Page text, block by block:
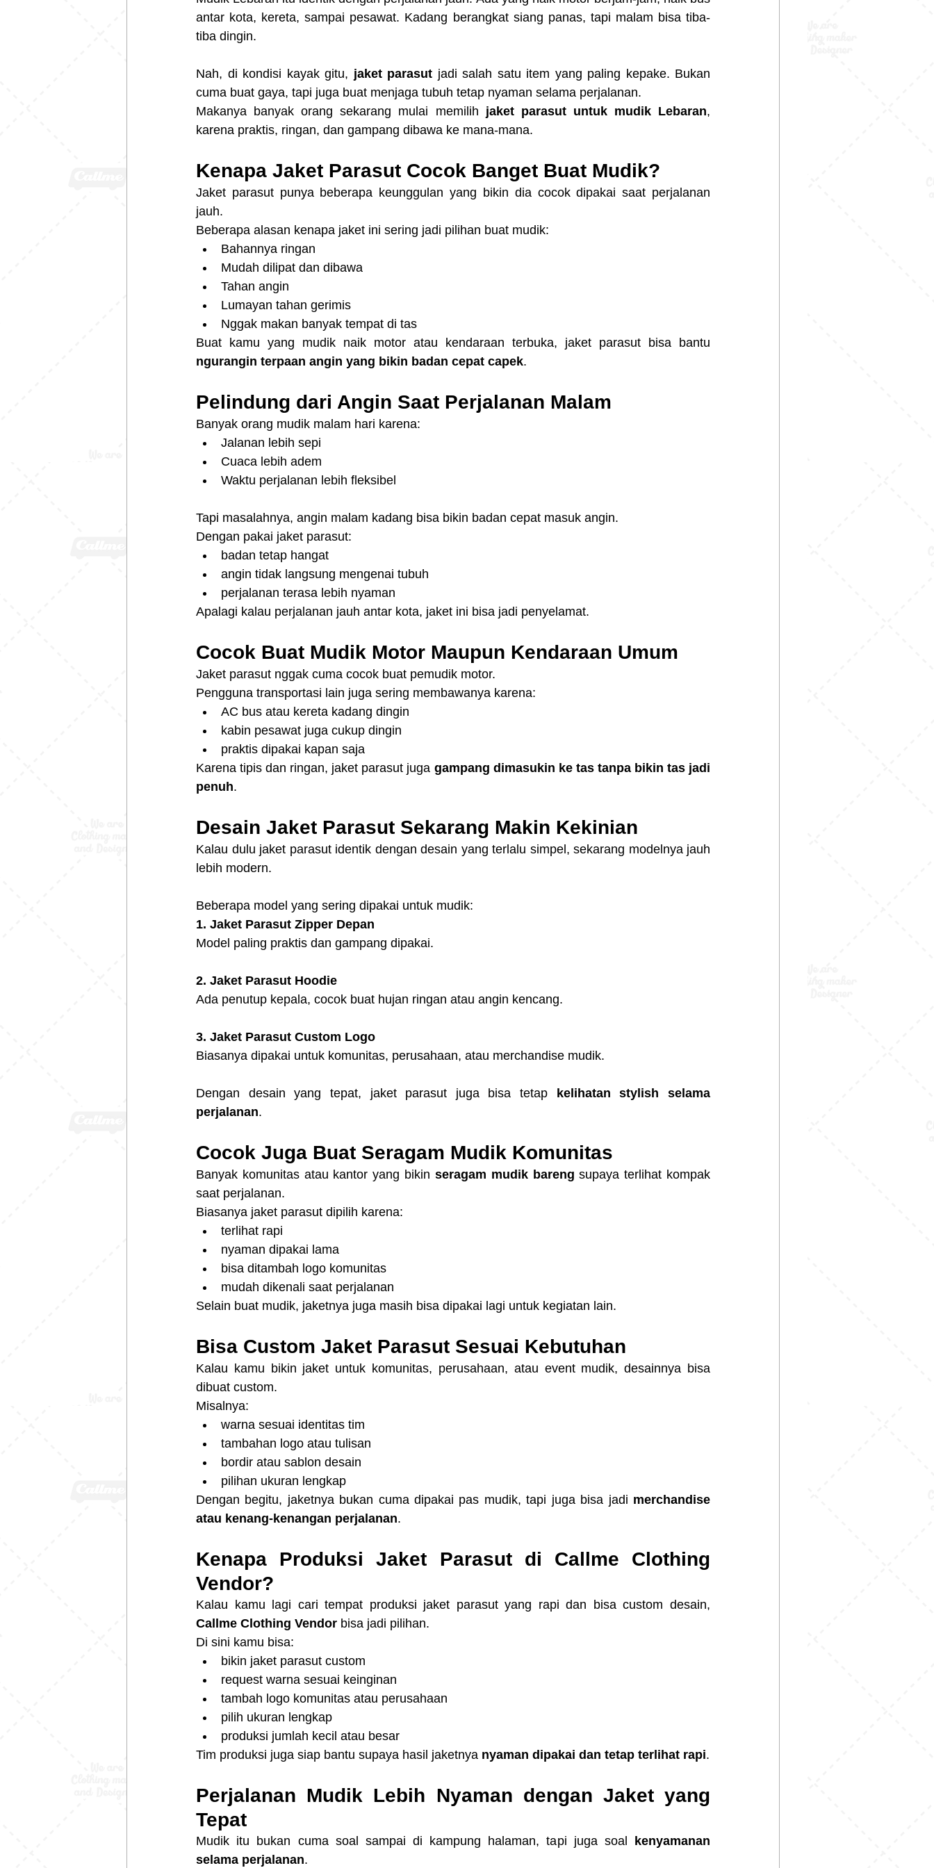
antar kota, kereta, sampai pesawat. Kadang berangkat siang panas, tapi malam bisa tiba-
tiba dingin.
Nah, di kondisi kayak gitu, jaket parasut jadi salah satu item yang paling kepake. Bukan
cuma buat gaya, tapi juga buat menjaga tubuh tetap nyaman selama perjalanan.
Makanya banyak orang sekarang mulai memilih jaket parasut untuk mudik Lebaran,
karena praktis, ringan, dan gampang dibawa ke mana-mana.
Kenapa Jaket Parasut Cocok Banget Buat Mudik?
Jaket parasut punya beberapa keunggulan yang bikin dia cocok dipakai saat perjalanan
jauh.
Beberapa alasan kenapa jaket ini sering jadi pilihan buat mudik:
Bahannya ringan
Mudah dilipat dan dibawa
Tahan angin
Lumayan tahan gerimis
Nggak makan banyak tempat di tas
ngurangin terpaan angin yang bikin badan cepat capek.
Pelindung dari Angin Saat Perjalanan Malam
Banyak orang mudik malam hari karena:
Jalanan lebih sepi
Cuaca lebih adem
Waktu perjalanan lebih fleksibel
Tapi masalahnya, angin malam kadang bisa bikin badan cepat masuk angin.
Dengan pakai jaket parasut:
badan tetap hangat
angin tidak langsung mengenai tubuh
perjalanan terasa lebih nyaman
Apalagi kalau perjalanan jauh antar kota, jaket ini bisa jadi penyelamat.
Cocok Buat Mudik Motor Maupun Kendaraan Umum
Jaket parasut nggak cuma cocok buat pemudik motor.
Pengguna transportasi lain juga sering membawanya karena:
AC bus atau kereta kadang dingin
kabin pesawat juga cukup dingin
praktis dipakai kapan saja
Karena tipis dan ringan, jaket parasut juga gampang dimasukin ke tas tanpa bikin tas jadi
penuh.
Desain Jaket Parasut Sekarang Makin Kekinian
Kalau dulu jaket parasut identik dengan desain yang terlalu simpel, sekarang modelnya jauh
lebih modern.
Beberapa model yang sering dipakai untuk mudik:
1. Jaket Parasut Zipper Depan
Model paling praktis dan gampang dipakai.
2. Jaket Parasut Hoodie
Ada penutup kepala, cocok buat hujan ringan atau angin kencang.
3. Jaket Parasut Custom Logo
Biasanya dipakai untuk komunitas, perusahaan, atau merchandise mudik.
Dengan desain yang tepat, jaket parasut juga bisa tetap
kelihatan stylish selama
perjalanan.
Cocok Juga Buat Seragam Mudik Komunitas
Banyak komunitas atau kantor yang bikin seragam mudik bareng supaya terlihat kompak
saat perjalanan.
Biasanya jaket parasut dipilih karena:
terlihat rapi
nyaman dipakai lama
bisa ditambah logo komunitas
mudah dikenali saat perjalanan
Selain buat mudik, jaketnya juga masih bisa dipakai lagi untuk kegiatan lain.
Bisa Custom Jaket Parasut Sesuai Kebutuhan
Kalau kamu bikin jaket untuk komunitas, perusahaan, atau event mudik, desainnya bisa
dibuat custom.
Misalnya:
warna sesuai identitas tim
tambahan logo atau tulisan
bordir atau sablon desain
pilihan ukuran lengkap
Dengan begitu, jaketnya bukan cuma dipakai pas mudik, tapi juga bisa jadi merchandise
atau kenang-kenangan perjalanan.
Kenapa Produksi Jaket Parasut di Callme Clothing
Vendor?
Callme Clothing Vendor bisa jadi pilihan.
Di sini kamu bisa:
bikin jaket parasut custom
request warna sesuai keinginan
tambah logo komunitas atau perusahaan
pilih ukuran lengkap
produksi jumlah kecil atau besar
Tim produksi juga siap bantu supaya hasil jaketnya nyaman dipakai dan tetap terlihat rapi.
Perjalanan Mudik Lebih Nyaman dengan Jaket yang
Tepat
Mudik itu bukan cuma soal sampai di kampung halaman, tapi juga soal
kenyamanan
selama perjalanan.